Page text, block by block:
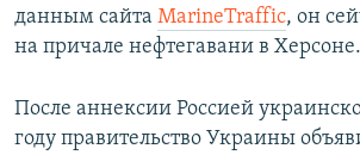
данным сайта MarineTraffic, он
на причале нефтегавани в Херсоне.
После аннексии Россией
году правительство Украины